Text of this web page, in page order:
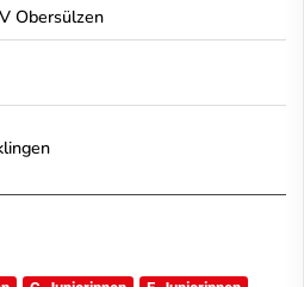
Obersülzen